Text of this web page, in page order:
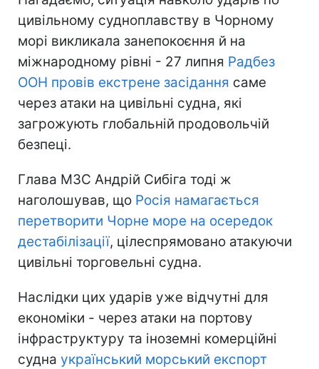
цивільному судноплавству в Чорному
морі викликала занепокоєння й на
міжнародному рівні - 27 липня Радбез
ООН провів екстрене засідання саме
через атаки на цивільні судна, які
загрожують глобальній продовольчій
безпеці.
Глава МЗС Андрій Сибіга тоді ж
наголошував, що Росія намагається
перетворити Чорне море на осередок
дестабілізації, цілеспрямовано атакуючи
цивільні торговельні судна.
Наслідки цих ударів уже відчутні для
економіки - через атаки на портову
інфраструктуру та іноземні комерційні
судна український морський експорт